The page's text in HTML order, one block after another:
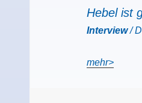
Hebel ist
Interview/
mehr>